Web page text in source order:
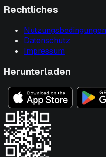
Rechtliches
Nutzungsbedingungen
Datenschutz
Impressum
Herunterladen